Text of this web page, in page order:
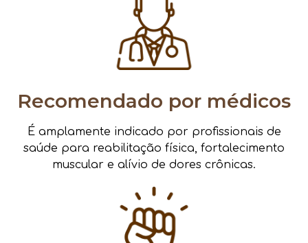
Recomendado por médicos
É amplamente indicado por profissionais de
saúde para reabilitação física, fortalecimento
muscular e alívio de dores crônicas.